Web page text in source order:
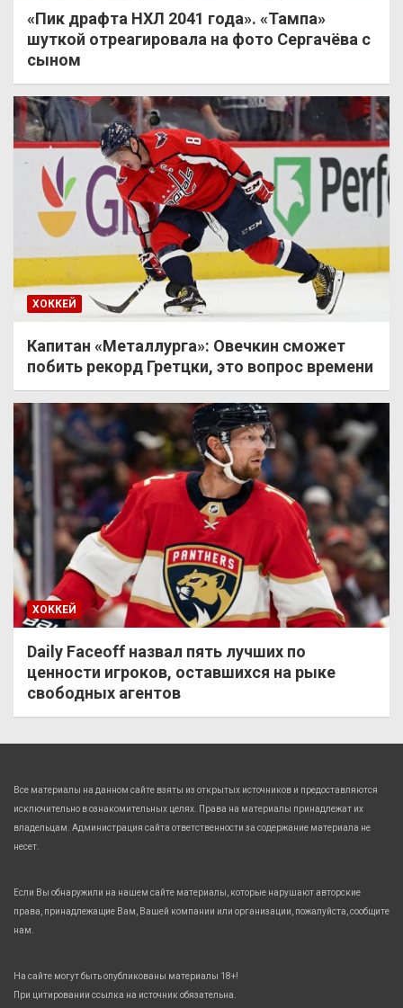
«Пик драфта НХЛ 2041 года». «Тампа»
шуткой отреагировала на фото Сергачёва с
сыном
ХОККЕЙ
Капитан «Металлурга»: Овечкин сможет
побить рекорд Гретцки, это вопрос времени
ХОККЕЙ
Daily Faceoff назвал пять лучших по
ценности игроков, оставшихся на рыке
свободных агентов
Все материалы на данном сайте взяты из открытых источников и предоставляются
исключительно в ознакомительных целях. Права на материалы принадлежат их
владельцам. Администрация сайта ответственности за содержание материала не
несет.
Если Вы обнаружили на нашем сайте материалы, которые нарушают авторские
права, принадлежащие Вам, Вашей компании или организации, пожалуйста, сообщите
нам.
На сайте могут быть опубликованы материалы 18+!
При цитировании ссылка на источник обязательна.